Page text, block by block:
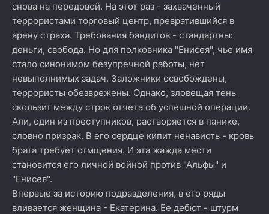
снова на передовой. На этот раз - захваченный
террористами торговый центр, превратившийся в
арену страха. Требования бандитов - стандартны:
деньги, свобода. Но для полковника "Енисея", чье имя
стало синонимом безупречной работы, нет
невыполнимых задач. Заложники освобождены,
террористы обезврежены. Однако, зловещая тень
скользит между строк отчета об успешной операции.
Али, один из преступников, растворяется в панике,
словно призрак. В его сердце кипит ненависть - кровь
брата требует отмщения. И эта жажда мести
становится его личной войной против "Альфы" и
"Енисея".
Впервые за историю подразделения, в его ряды
вливается женщина - Екатерина. Ее дебют - штурм